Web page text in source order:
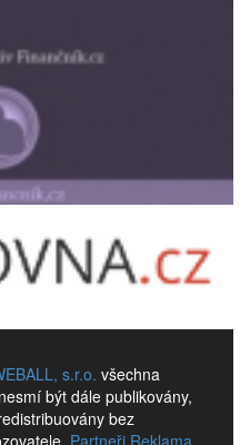
s.r.o. všechna
být dále publikovány,
bez
Partneři Reklama